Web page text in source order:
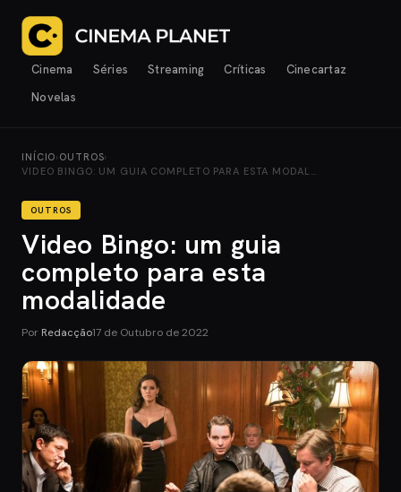
Cinema Séries Streaming Críticas
Cinecartaz
Novelas
INÍCIO› OUTROS›
VIDEO BINGO: UM GUIA COMPLETO PARA ESTA MODAL…
OUTROS
Video Bingo: um guia
completo para esta
modalidade
Por Redacção17 de Outubro de 2022